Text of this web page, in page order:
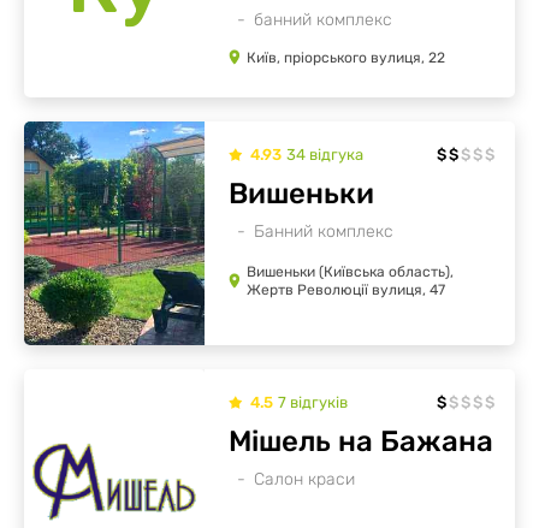
банний комплекс
Київ, пріорського вулиця, 22
4.93 34 відгукa $$ $ $ $
Банний комплекс
Вишеньки
Вишеньки (Київська область),
Жертв Революції вулиця, 47
4.5 7 відгуків $ $ $ $ $
Салон краси
Мішель на Бажана